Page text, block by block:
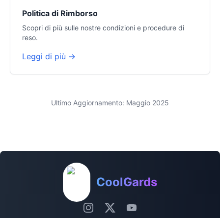
Politica di Rimborso
Scopri di più sulle nostre condizioni e procedure di
reso.
Leggi di più →
Ultimo Aggiornamento: Maggio 2025
CoolGards